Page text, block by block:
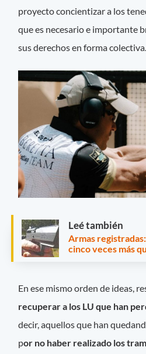
proyecto concientizar a los
que es necesario e importante
sus derechos en forma colectiva.
Leé también
Armas
cinco veces más
En ese mismo orden de ideas,
recuperar a los LU que han
decir, aquellos que han
por no haber realizado los